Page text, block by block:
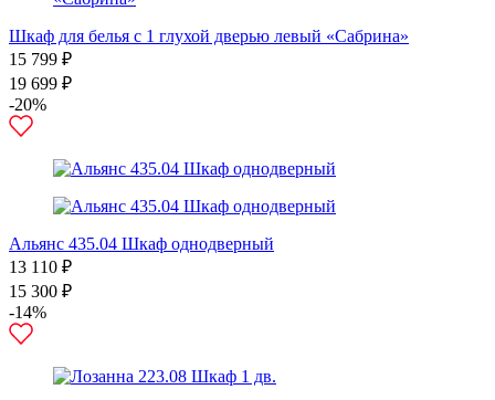
Шкаф для белья с 1 глухой дверью левый «Сабрина»
15 799 ₽
19 699 ₽
-20%
Альянс 435.04 Шкаф однодверный
13 110 ₽
15 300 ₽
-14%